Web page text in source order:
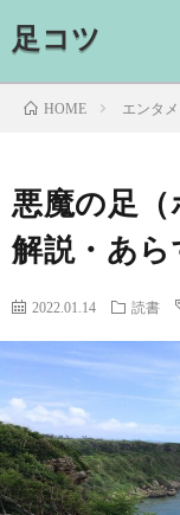
足コツ
HOME エンタメ
悪魔の足
解説・あ
2022.01.14 読書